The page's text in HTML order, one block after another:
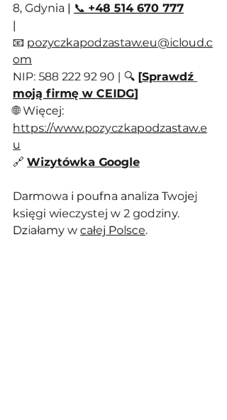
8, Gdynia | 📞 +48 514 670 777
|
📧 pozyczkapodzastaw.eu@icloud.c
om
NIP: 588 222 92 90 | 🔍 [Sprawdź
moją firmę w CEIDG]
🌐 Więcej:
https://www.pozyczkapodzastaw.e
u
🔗 Wizytówka Google
Darmowa i poufna analiza Twojej
księgi wieczystej w 2 godziny.
Działamy w całej Polsce.